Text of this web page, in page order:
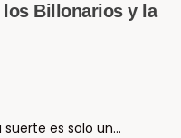
los Billonarios y la
suerte es solo un…